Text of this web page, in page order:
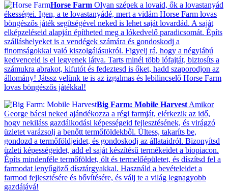
Horse Farm Olyan szépek a lovaid, ők a lovastanyád
ékességei. Igen, a te lovastanyádé, mert a vidám Horse Farm lovas
böngészős játék segítségével neked is lehet saját lovardád. A saját
elképzeléseid alapján építheted meg a lókedvelő paradicsomát. Építs
szálláshelyeket is a vendégek számára és gondoskodj a
finomságokkal való kiszolgálásukról. Figyelj rá, hogy a négylábú
kedvenceid is el legyenek látva. Tarts minél több lófajtát, biztosíts a
számukra abrakot, kifutót és fedeztesd is őket, hadd szaporodjon az
állomány! Játssz velünk te is az izgalmas és lebilincselő Horse Farm
lovas böngészős játékkal!
Big Farm: Mobile Harvest Amikor
George bácsi neked ajándékozza a régi farmját, elérkezik az idő,
hogy nekiláss gazdálkodási képességeid fejlesztésének, és virágzó
üzletet varázsolj a benőtt termőföldekből. Ültess, takaríts be,
gondozd a termőföldjeidet, és gondoskodj az állataidról. Bizonyítsd
üzleti képességeidet, add el saját készítésű termékeidet a biopiacon.
Építs mindenféle termőföldet, ólt és termelőépületet, és díszítsd fel a
farmodat lenyűgöző dísztárgyakkal. Használd a bevételeidet a
farmod fejlesztésére és bővítésére, és válj te a világ legnagyobb
gazdájává!